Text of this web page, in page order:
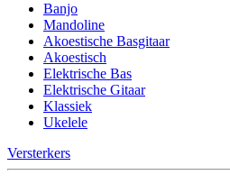
Banjo
Mandoline
Akoestische Basgitaar
Akoestisch
Elektrische Bas
Elektrische Gitaar
Klassiek
Ukelele
Versterkers